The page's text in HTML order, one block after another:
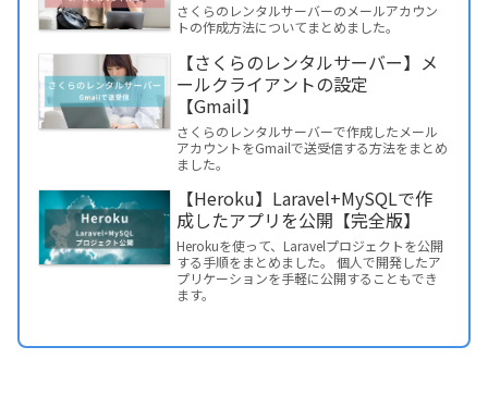
さくらのレンタルサーバーのメールアカウン
トの作成方法についてまとめました。
【さくらのレンタルサーバー】メ
ールクライアントの設定
【Gmail】
さくらのレンタルサーバーで作成したメール
アカウントをGmailで送受信する方法をまとめ
ました。
【Heroku】Laravel+MySQLで作
成したアプリを公開【完全版】
Herokuを使って、Laravelプロジェクトを公開
する手順をまとめました。 個人で開発したア
プリケーションを手軽に公開することもでき
ます。